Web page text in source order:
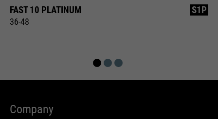
FAST 10 PLATINUM
36-48
S1P
Company